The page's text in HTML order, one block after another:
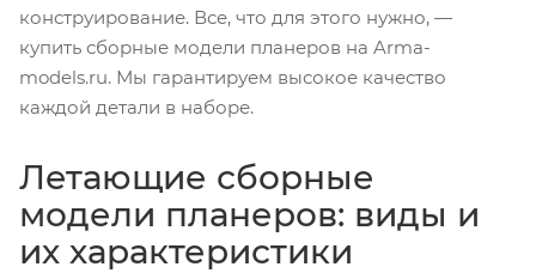
конструирование. Все, что для этого нужно, —
купить сборные модели планеров на Arma-
models.ru. Мы гарантируем высокое качество
каждой детали в наборе.
Летающие сборные
модели планеров: виды и
их характеристики